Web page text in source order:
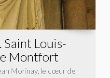
Saint Louis-
Montfort
Morinay, le cœur de